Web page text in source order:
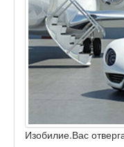
Изобилие.Вас